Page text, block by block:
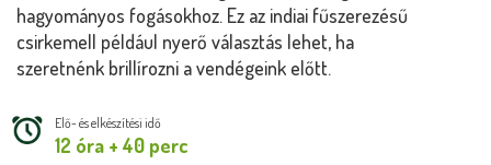
hagyományos fogásokhoz. Ez az indiai fűszerezésű
csirkemell például nyerő választás lehet, ha
szeretnénk brillírozni a vendégeink előtt.
Elő- és elkészítési idő
12 óra + 40 perc